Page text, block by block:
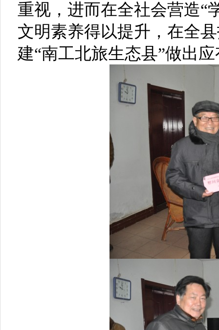
重视，进而在全社会营造“
文明素养得以提升，在全
建“南工北旅生态县”做出